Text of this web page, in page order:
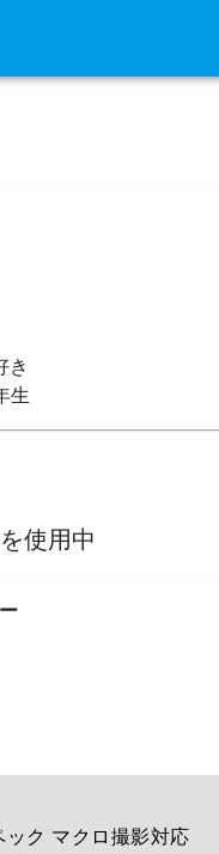
き
生
使用中
ク マクロ撮影対応